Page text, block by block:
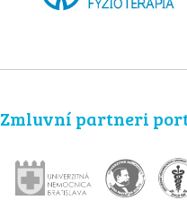
Zmluvní partneri